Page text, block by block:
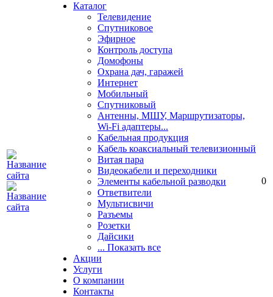
Каталог
Телевидение
Спутниковое
Эфирное
Контроль доступа
Домофоны
Охрана дач, гаражей
Интернет
Мобильный
Спутниковый
Антенны, МШУ, Маршрутизаторы,
Wi-Fi адаптеры...
Кабельная продукция
Кабель коаксиальный телевизионный
Витая пара
Видеокабели и переходники
Элементы кабельной разводки
Ответвители
Мультисвичи
Разъемы
Розетки
Дайсики
... Показать все
Акции
Услуги
О компании
Контакты
0